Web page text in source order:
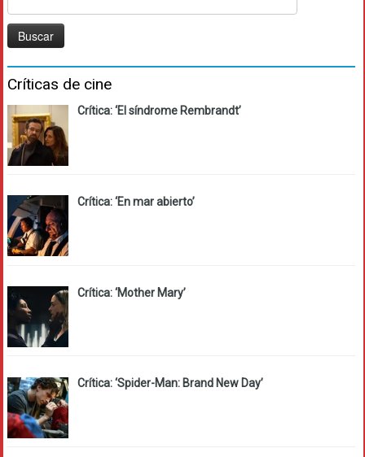
Críticas de cine
Crítica: ‘El síndrome Rembrandt’
Crítica: ‘En mar abierto’
Crítica: ‘Mother Mary’
Crítica: ‘Spider-Man: Brand New Day’